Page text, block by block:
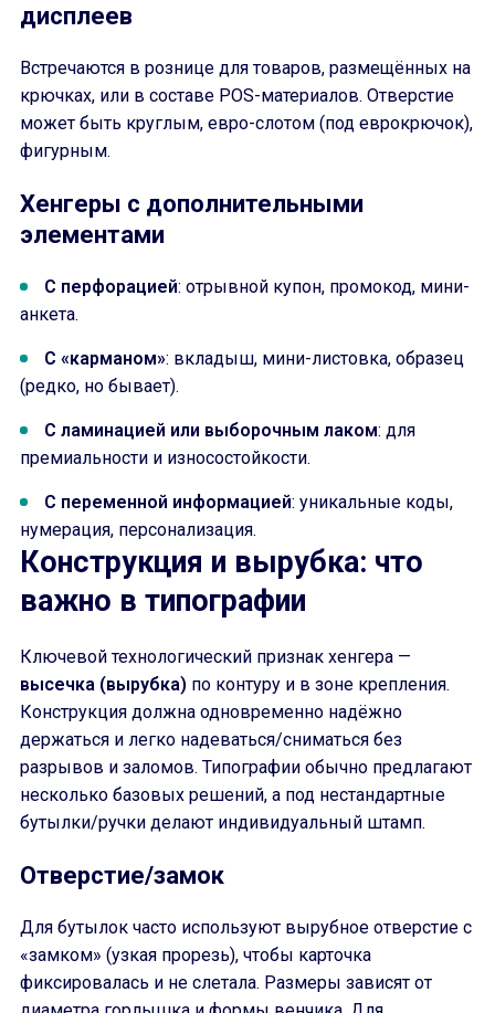
дисплеев
Встречаются в рознице для товаров, размещённых на
крючках, или в составе POS-материалов. Отверстие
может быть круглым, евро-слотом (под еврокрючок),
фигурным.
Хенгеры с дополнительными
элементами
С перфорацией: отрывной купон, промокод, мини-
анкета.
С «карманом»: вкладыш, мини-листовка, образец
(редко, но бывает).
С ламинацией или выборочным лаком: для
премиальности и износостойкости.
С переменной информацией: уникальные коды,
нумерация, персонализация.
Конструкция и вырубка: что
важно в типографии
Ключевой технологический признак хенгера —
высечка (вырубка) по контуру и в зоне крепления.
Конструкция должна одновременно надёжно
держаться и легко надеваться/сниматься без
разрывов и заломов. Типографии обычно предлагают
несколько базовых решений, а под нестандартные
бутылки/ручки делают индивидуальный штамп.
Отверстие/замок
Для бутылок часто используют вырубное отверстие с
«замком» (узкая прорезь), чтобы карточка
фиксировалась и не слетала. Размеры зависят от